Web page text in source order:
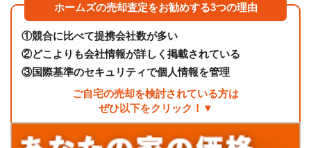
ホームズの売却査定をお勧めする3つの理由
①競合に比べて提携会社数が多い
②どこよりも会社情報が詳しく掲載されている
③国際基準のセキュリティで個人情報を管理
ご自宅の売却を検討されている方は
ぜひ以下をクリック！▼